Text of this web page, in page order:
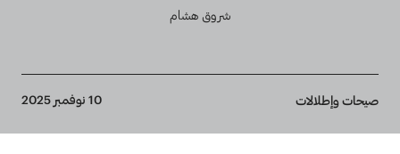
شروق هشام
Breadcrumb
صيحات وإطلالات 10 نوفمبر 2025